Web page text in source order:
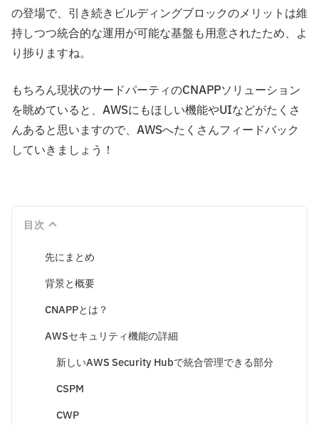
の登場で、引き続きビルディングブロックのメリットは維
持しつつ統合的な運用が可能な基盤も用意されたため、よ
り捗りますね。
もちろん現状のサードパーティのCNAPPソリューション
を眺めていると、AWSにもほしい機能やUIなどがたくさ
んあると思いますので、AWSへたくさんフィードバック
していきましょう！
目次
先にまとめ
背景と概要
CNAPPとは？
AWSセキュリティ機能の詳細
新しいAWS Security Hubで統合管理できる部分
CSPM
CWP